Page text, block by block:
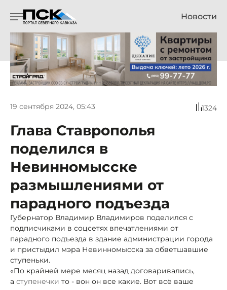
Новости
19 сентября 2024, 05:43 1324
Глава Ставрополья
поделился в
Невинномысске
размышлениями от
парадного подъезда
Губернатор Владимир Владимиров поделился с
подписчиками в соцсетях впечатлениями от
парадного подъезда в здание администрации города
и пристыдил мэра Невинномысска за обветшавшие
ступеньки.
«По крайней мере месяц назад договаривались,
а ступенечки то - вон он все какие. Вот всё ваше